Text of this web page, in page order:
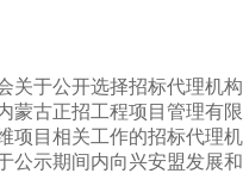
关于公开选择招标代理机构
蒙古正招工程项目管理有限
项目相关工作的招标代理机
公示期间内向兴安盟发展和